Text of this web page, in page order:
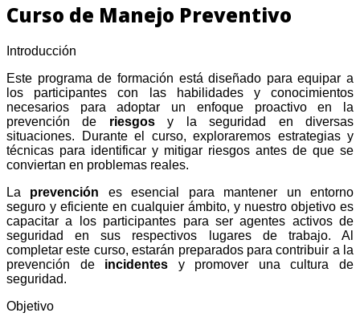
Curso de Manejo Preventivo
Introducción
Este programa de formación está diseñado para equipar a
los participantes con las habilidades y conocimientos
necesarios para adoptar un enfoque proactivo en la
prevención de riesgosy la seguridad en diversas
situaciones. Durante el curso, exploraremos estrategias y
técnicas para identificar y mitigar riesgos antes de que se
conviertan en problemas reales.
La prevención es esencial para mantener un entorno
seguro y eficiente en cualquier ámbito, y nuestro objetivo es
capacitar a los participantes para ser agentes activos de
seguridad en sus respectivos lugares de trabajo. Al
completar este curso, estarán preparados para contribuir a la
prevención de incidentes y promover una cultura de
seguridad.
Objetivo